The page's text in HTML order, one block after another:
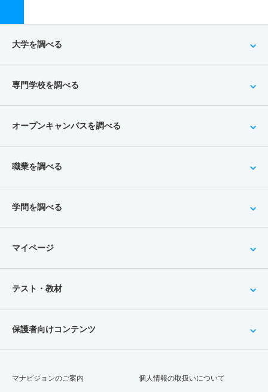
大学を調べる
専門学校を調べる
オープンキャンパスを調べる
職業を調べる
学問を調べる
マイページ
テスト・教材
保護者向けコンテンツ
マナビジョンのご案内 個人情報の取扱いについて